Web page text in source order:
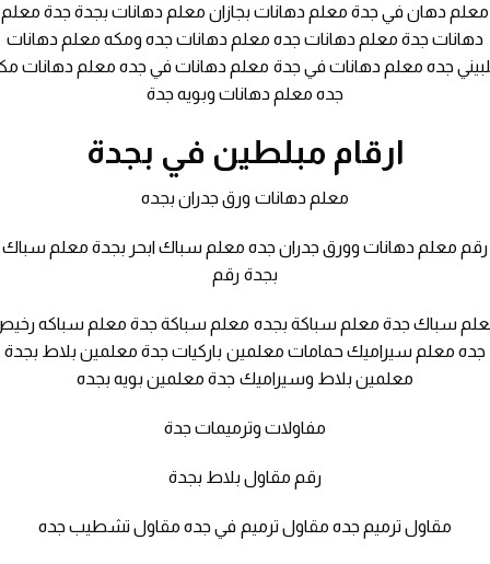
معلم دهان في جدة معلم دهانات بجازان معلم دهانات بجدة جدة معلم
دهانات جدة معلم دهانات جده معلم دهانات جده ومكه معلم دهانات
جده معلم دهانات في جدة معلم دهانات في جده معلم دهانات
جده معلم دهانات وبويه جدة
ارقام مبلطين في بجدة
معلم دهانات ورق جدران بجده
رقم معلم دهانات وورق جدران جده معلم سباك ابحر بجدة معلم سباك
بجدة رقم
سباك جدة معلم سباكة بجده معلم سباكة جدة معلم سباكه
جده معلم سيراميك حمامات معلمين باركيات جدة معلمين بلاط بجدة
معلمين بلاط وسيراميك جدة معلمين بويه بجده
مفاولات وترميمات جدة
رقم مقاول بلاط بجدة
مقاول ترميم جده مقاول ترميم في جده مقاول تشطيب جده